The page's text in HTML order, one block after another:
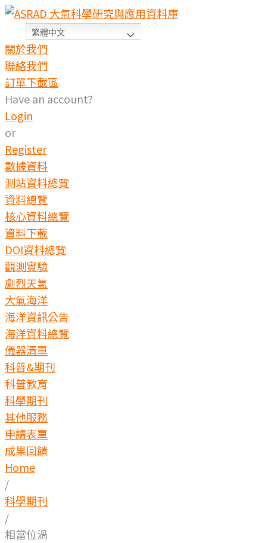
繁體中文
關於我們
聯絡我們
訂單下載區
Have an account?
Login
or
Register
數據資料
測站資料總覽
資料總覽
核心資料總覽
資料下載
DOI資料總覽
觀測實驗
劇烈天氣
大氣海洋
海洋資訊公告
海洋資料總覽
儀器清單
科普&期刊
科普教育
科學期刊
其他服務
申請表單
成果回饋
Home
/
科學期刊
/
相當位渦